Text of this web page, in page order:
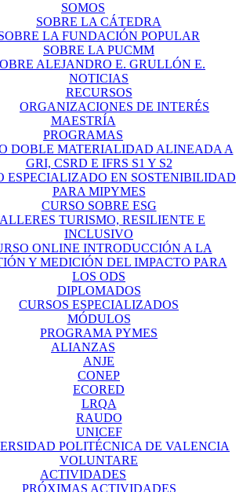
SOMOS
SOBRE LA CÁTEDRA
LA FUNDACIÓN POPULAR
SOBRE LA PUCMM
ALEJANDRO E. GRULLÓN E.
NOTICIAS
RECURSOS
ORGANIZACIONES DE INTERÉS
MAESTRÍA
PROGRAMAS
DOBLE MATERIALIDAD ALINEADA A
GRI, CSRD E IFRS S1 Y S2
ESPECIALIZADO EN SOSTENIBILIDAD
PARA MIPYMES
CURSO SOBRE ESG
TURISMO, RESILIENTE E
INCLUSIVO
ONLINE INTRODUCCIÓN A LA
Y MEDICIÓN DEL IMPACTO PARA
LOS ODS
DIPLOMADOS
CURSOS ESPECIALIZADOS
MÓDULOS
PROGRAMA PYMES
ALIANZAS
ANJE
CONEP
ECORED
LRQA
RAUDO
UNICEF
POLITÉCNICA DE VALENCIA
VOLUNTARE
ACTIVIDADES
PRÓXIMAS ACTIVIDADES